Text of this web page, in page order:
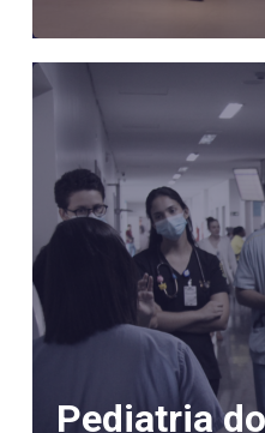
Pediatria